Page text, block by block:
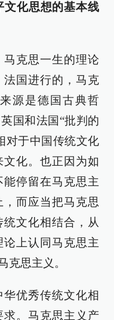
文化思想的基本线
克思一生的理论
国进行的，马克
源是德国古典哲
国和法国“批判的
对于中国传统文化
化。也正因为如
停留在马克思主
，而应当把马克思
文化相结合，从
上认同马克思主
克思主义。
优秀传统文化相
。马克思主义产